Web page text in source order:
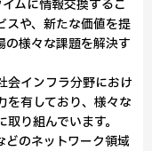
ムに情報交換するこ
スや、新たな価値を提
の様々な課題を解決す
会インフラ分野におけ
を有しており、様々な
り組んでいます。
のネットワーク領域